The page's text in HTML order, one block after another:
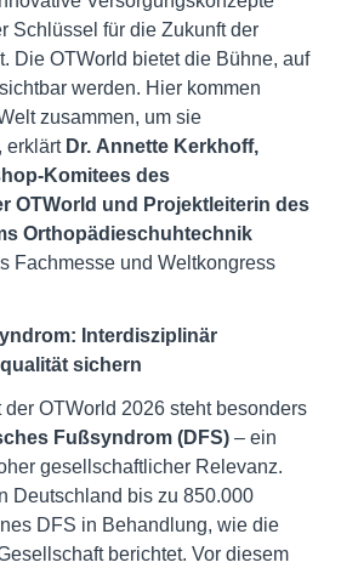
Schlüssel für die Zukunft der
Die OTWorld bietet die Bühne, auf
werden. Hier kommen
zusammen, um sie
erklärt Dr. Annette Kerkhoff,
Komitees des
OTWorld und Projektleiterin des
Orthopädieschuhtechnik
Fachmesse und Weltkongress
Interdisziplinär
sichern
der OTWorld 2026 steht besonders
Fußsyndrom (DFS) – ein
gesellschaftlicher Relevanz.
Deutschland bis zu 850.000
DFS in Behandlung, wie die
berichtet. Vor diesem